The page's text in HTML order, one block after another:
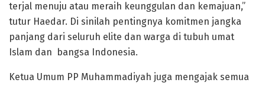
terjal menuju atau meraih keunggulan dan kemajuan,”
tutur Haedar. Di sinilah pentingnya komitmen jangka
panjang dari seluruh elite dan warga di tubuh umat
Islam dan bangsa Indonesia.
Ketua Umum PP Muhammadiyah juga mengajak semua